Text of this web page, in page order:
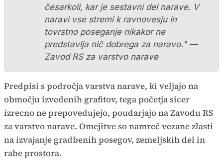
česarkoli, kar je sestavni del narave. V
naravi vse stremi k ravnovesju in
tovrstno poseganje nikakor ne
predstavlja nič dobrega za naravo." —
Zavod RS za varstvo narave
Predpisi s področja varstva narave, ki veljajo na
območju izvedenih grafitov, tega početja sicer
izrecno ne prepovedujejo, poudarjajo na Zavodu RS
za varstvo narave. Omejitve so namreč vezane zlasti
na izvajanje gradbenih posegov, zemeljskih del in
rabe prostora.